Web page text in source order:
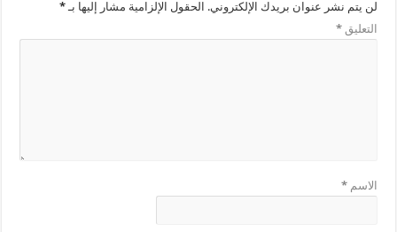
لن يتم نشر عنوان بريدك الإلكتروني. الحقول الإلزامية مشار إليها بـ*
التعليق*
الاسم*